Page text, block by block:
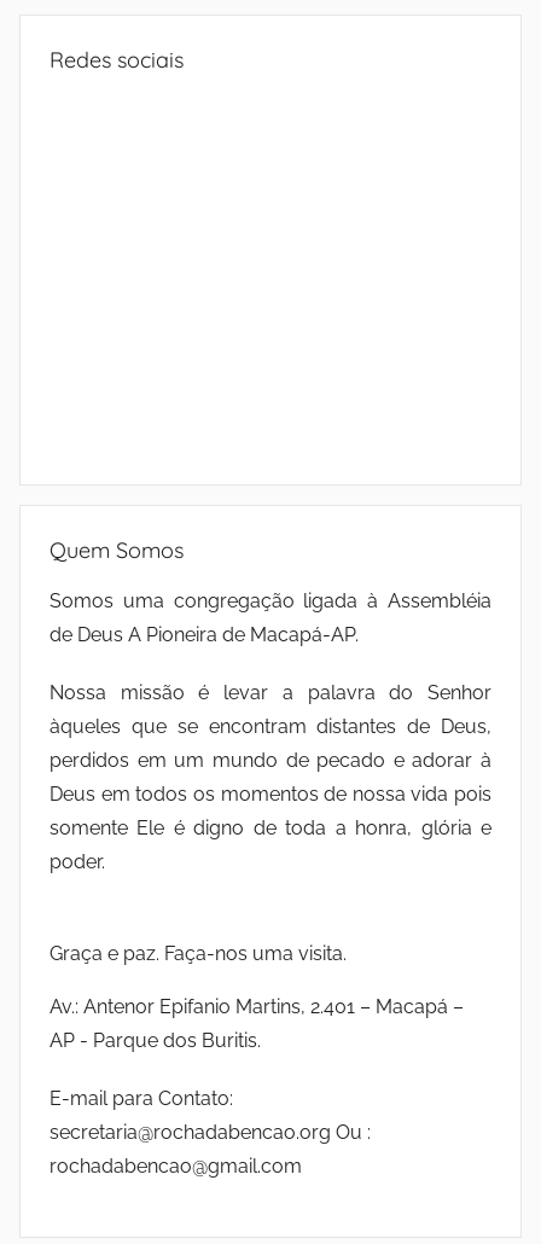
Redes sociais
Quem Somos
Somos uma congregação ligada à Assembléia
de Deus A Pioneira de Macapá-AP.
Nossa missão é levar a palavra do Senhor
àqueles que se encontram distantes de Deus,
perdidos em um mundo de pecado e adorar à
Deus em todos os momentos de nossa vida pois
somente Ele é digno de toda a honra, glória e
poder.
Graça e paz. Faça-nos uma visita.
Av.: Antenor Epifanio Martins, 2.401 – Macapá –
AP - Parque dos Buritis.
E-mail para Contato:
secretaria@rochadabencao.org Ou :
rochadabencao@gmail.com